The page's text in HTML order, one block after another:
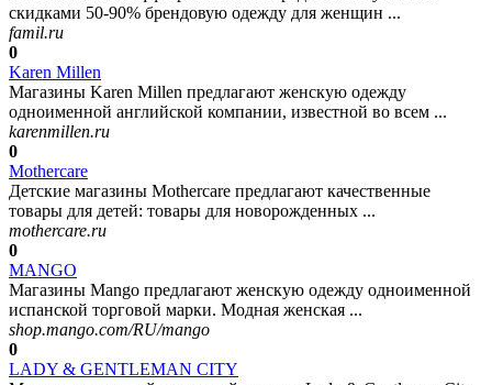
скидками 50-90% брендовую одежду для женщин ...
famil.ru
0
Karen Millen
Магазины Karen Millen предлагают женскую одежду
одноименной английской компании, известной во всем ...
karenmillen.ru
0
Mothercare
Детские магазины Mothercare предлагают качественные
товары для детей: товары для новорожденных ...
mothercare.ru
0
MANGO
Магазины Mango предлагают женскую одежду одноименной
испанской торговой марки. Модная женская ...
shop.mango.com/RU/mango
0
LADY & GENTLEMAN CITY